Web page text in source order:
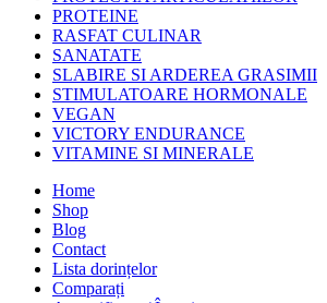
PROTEINE
RASFAT CULINAR
SANATATE
SLABIRE SI ARDEREA GRASIMII
STIMULATOARE HORMONALE
VEGAN
VICTORY ENDURANCE
VITAMINE SI MINERALE
Home
Shop
Blog
Contact
Lista dorințelor
Comparați